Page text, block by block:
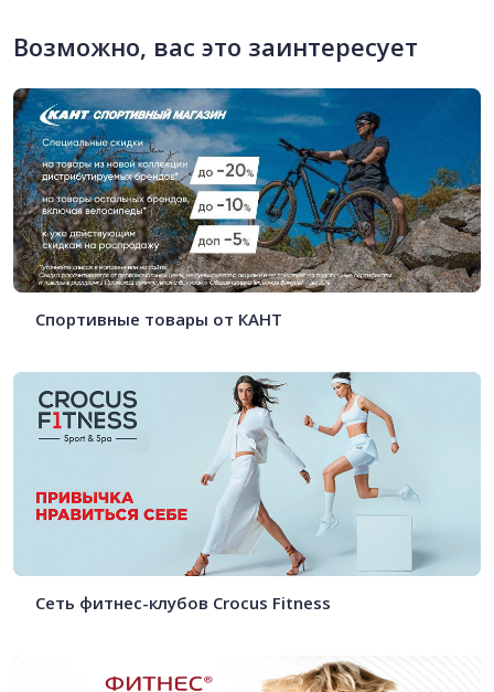
Возможно, вас это заинтересует
Спортивные товары от КАНТ
Сеть фитнес-клубов Crocus Fitness